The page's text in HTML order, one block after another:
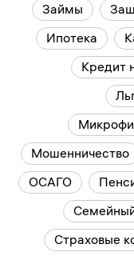
Займы
Ипотека
Кредит
Мошенничество
ОСАГО
Страховые